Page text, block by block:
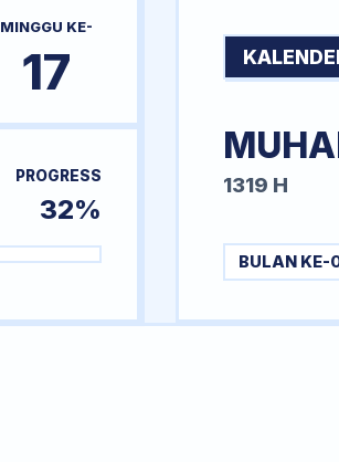
MINGGU KE-
17
PROGRESS
32%
1319 H
BULAN KE-